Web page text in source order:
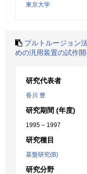
東京大学
プルトルージョン
めの汎用装置の試作開
研究代表者
香川 豊
研究期間 (年度)
1995 – 1997
研究種目
基盤研究(B)
研究分野